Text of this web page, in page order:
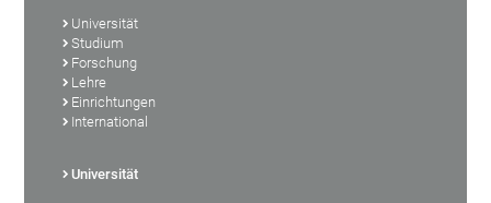
Universität
Studium
Forschung
Lehre
Einrichtungen
International
Universität